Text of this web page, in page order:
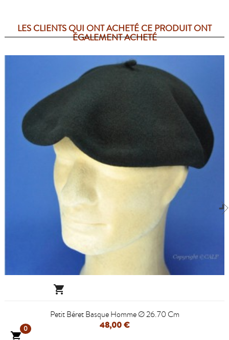
LES CLIENTS QUI ONT ACHETÉ CE PRODUIT ONT
ÉGALEMENT ACHETÉ

Petit Béret Basque Homme Ø 26.70 Cm
48,00 €

0